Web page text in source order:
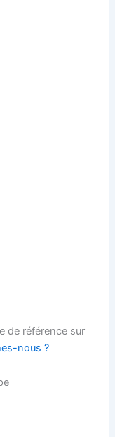
de référence sur
nous ?